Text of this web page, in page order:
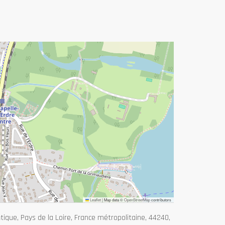
Leaflet|Map data ©OpenStreetMapcontributors
Pays de la Loire, France métropolitaine, 44240,